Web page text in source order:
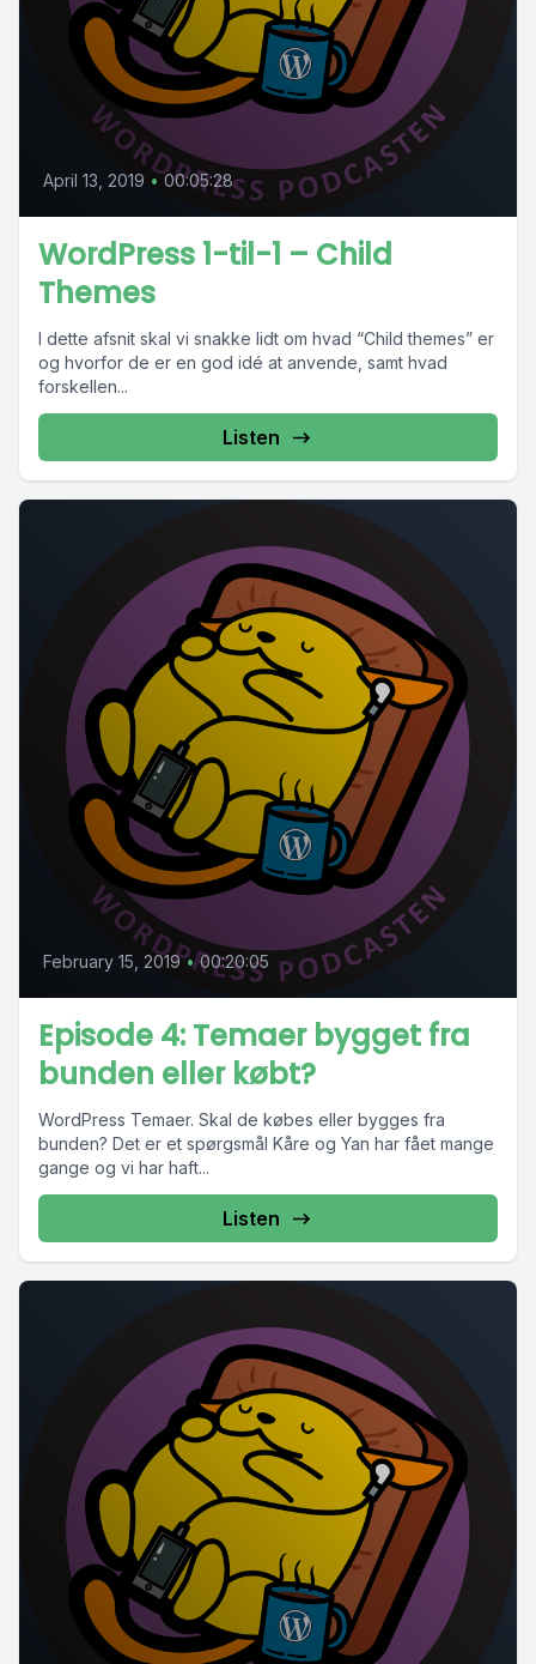
April 13, 2019 • 00:05:28
WordPress 1-til-1 – Child
Themes
I dette afsnit skal vi snakke lidt om hvad “Child themes” er
og hvorfor de er en god idé at anvende, samt hvad
forskellen...
Listen
February 15, 2019 • 00:20:05
Episode 4: Temaer bygget fra
bunden eller købt?
WordPress Temaer. Skal de købes eller bygges fra
bunden? Det er et spørgsmål Kåre og Yan har fået mange
gange og vi har haft...
Listen